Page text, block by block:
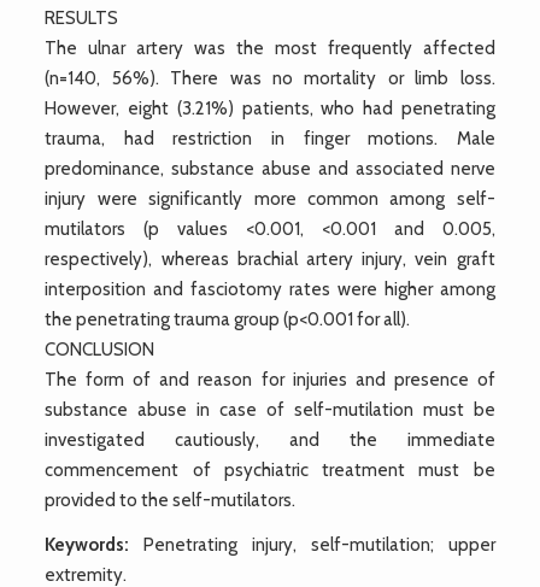
RESULTS
The ulnar artery was the most frequently affected
(n=140, 56%). There was no mortality or limb loss.
However, eight (3.21%) patients, who had penetrating
trauma, had restriction in finger motions. Male
predominance, substance abuse and associated nerve
injury were significantly more common among self-
mutilators (p values <0.001, <0.001 and 0.005,
respectively), whereas brachial artery injury, vein graft
interposition and fasciotomy rates were higher among
the penetrating trauma group (p<0.001 for all).
CONCLUSION
The form of and reason for injuries and presence of
substance abuse in case of self-mutilation must be
investigated cautiously, and the immediate
commencement of psychiatric treatment must be
provided to the self-mutilators.
Keywords: Penetrating injury, self-mutilation; upper
extremity.